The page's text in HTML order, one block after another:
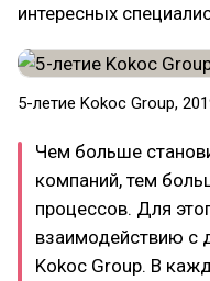
интересных
5-летие Kokoc Group,
Чем больше
компаний, тем
процессов. Для
взаимодействию с
Kokoc Group. В